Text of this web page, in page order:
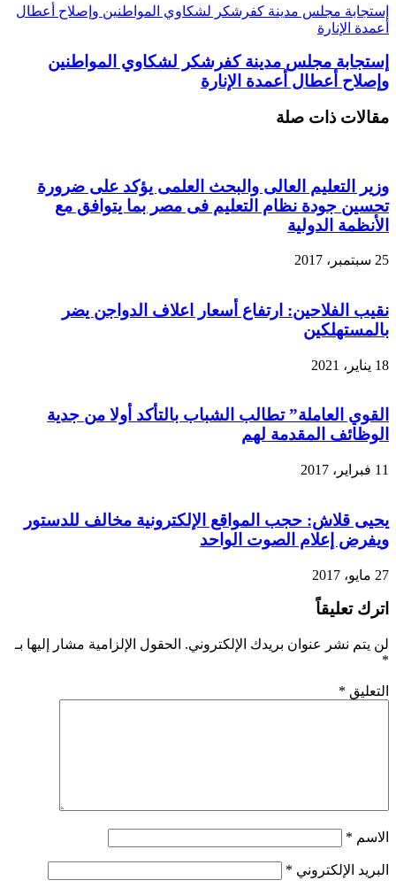
إستجابة مجلس مدينة كفرشكر لشكاوي المواطنين وإصلاح أعطال
أعمدة الإنارة
إستجابة مجلس مدينة كفرشكر لشكاوي المواطنين
وإصلاح أعطال أعمدة الإنارة
مقالات ذات صلة
وزير التعليم العالى والبحث العلمى يؤكد على ضرورة
تحسين جودة نظام التعليم فى مصر بما يتوافق مع
الأنظمة الدولية
25 سبتمبر، 2017
نقيب الفلاحين: ارتفاع أسعار اعلاف الدواجن يضر
بالمستهلكين
18 يناير، 2021
القوي العاملة” تطالب الشباب بالتأكد أولا من جدية
الوظائف المقدمة لهم
11 فبراير، 2017
يحيى قلاش: حجب المواقع الإلكترونية مخالف للدستور
ويفرض إعلام الصوت الواحد
27 مايو، 2017
اترك تعليقاً
لن يتم نشر عنوان بريدك الإلكتروني. الحقول الإلزامية مشار إليها بـ
*
التعليق *
الاسم *
البريد الإلكتروني *